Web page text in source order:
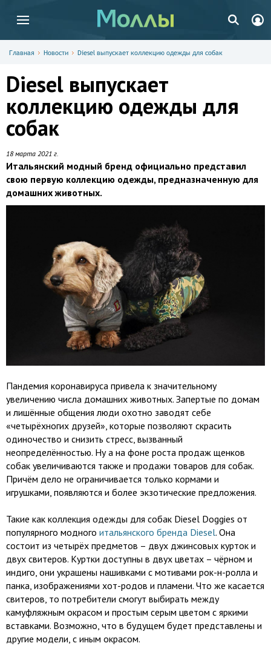
Главная Новости Diesel выпускает коллекцию одежды для собак
Diesel выпускает
коллекцию одежды для
собак
18 марта 2021 г.
Итальянский модный бренд официально представил
свою первую коллекцию одежды, предназначенную для
домашних животных.
Пандемия коронавируса привела к значительному
увеличению числа домашних животных. Запертые по домам
и лишённые общения люди охотно заводят себе
«четырёхногих друзей», которые позволяют скрасить
одиночество и снизить стресс, вызванный
неопределённостью. Ну а на фоне роста продаж щенков
собак увеличиваются также и продажи товаров для собак.
Причём дело не ограничивается только кормами и
игрушками, появляются и более экзотические предложения.
Такие как коллекция одежды для собак Diesel Doggies от
популярного модного итальянского бренда Diesel. Она
состоит из четырёх предметов – двух джинсовых курток и
двух свитеров. Куртки доступны в двух цветах – чёрном и
индиго, они украшены нашивками с мотивами рок-н-ролла и
панка, изображениями хот-родов и пламени. Что же касается
свитеров, то потребители смогут выбирать между
камуфляжным окрасом и простым серым цветом с яркими
вставками. Возможно, что в будущем будет представлены и
другие модели, с иным окрасом.